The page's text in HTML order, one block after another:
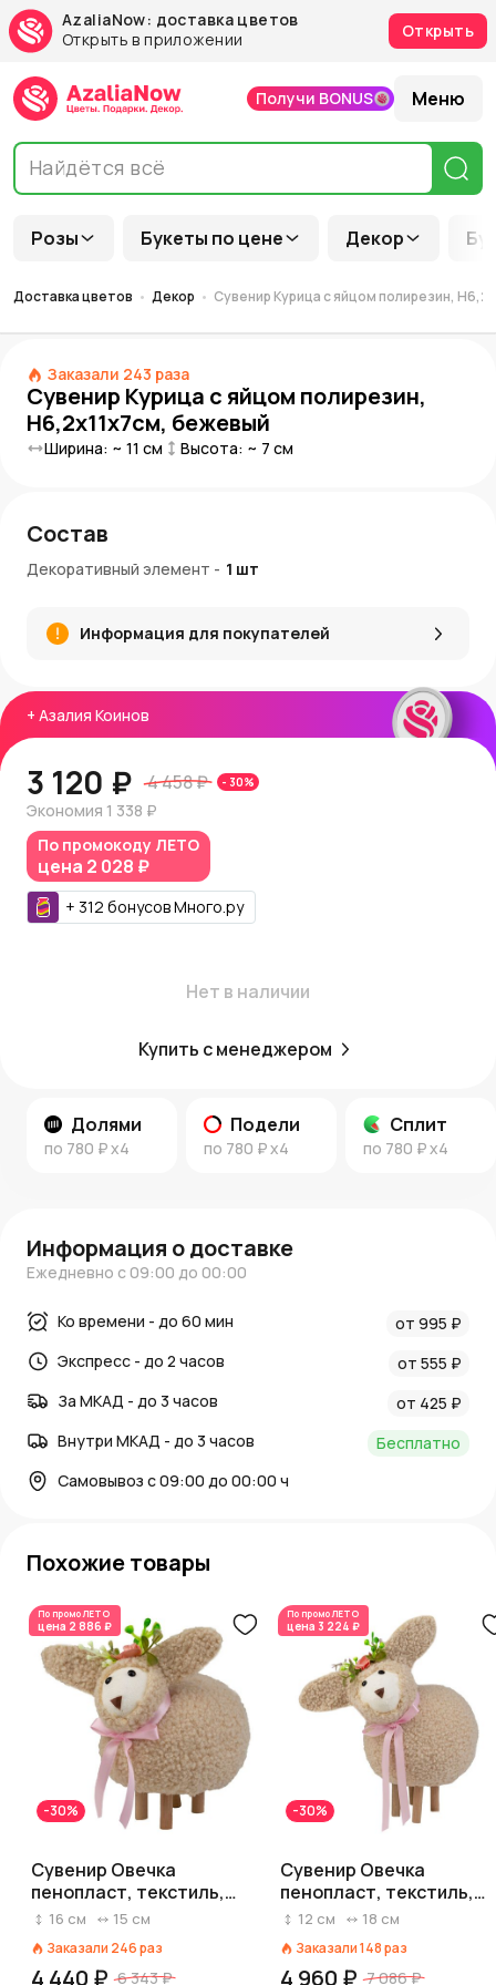
AzaliaNow: доставка цветов
Открыть в приложении
Открыть
Розы Букеты по цене Декор
Получи BONUS Меню
Доставка цветов Декор Сувенир Курица с яйцом полирезин,
Заказали 243 раза
Сувенир Курица с яйцом полирезин,
H6,2x11x7см, бежевый
Ширина: ~ 11 см Высота: ~ 7 см
+ Азалия Коинов
3 120 ₽ 4 458 ₽ - 30%
Экономия 1 338 ₽
По промокоду ЛЕТО
цена 2 028 ₽
+ 312 бонусовМного.ру
Нет в наличии
Купить с менеджером
Долями
по 780 ₽x4
Подели
по 780 ₽x4
Сплит
по 780 ₽x4
Состав
Декоративный элемент - 1 шт
Информация для покупателей
Информация о доставке
Ежедневно с 09:00 до 00:00
Ко времени - до 60 мин
от 995 ₽
Экспресс - до 2 часов
от 555 ₽
За МКАД - до 3 часов
от 425 ₽
Внутри МКАД - до 3 часов
Бесплатно
Самовывоз с 09:00 до 00:00 ч
Похожие товары
По промоЛЕТО
цена 2 886 ₽
-30%
Сувенир Овечка
пенопласт, текстиль,
H16x15x11см, бежевый
16 см 15 см
Заказали 246раз
4 440 ₽ 6 343 ₽
По промоЛЕТО
цена 3 224 ₽
-30%
Сувенир Овечка
пенопласт, текстиль,
H12x18x13см, бежевый
12 см 18 см
Заказали148раз
4 960 ₽ 7 086 ₽